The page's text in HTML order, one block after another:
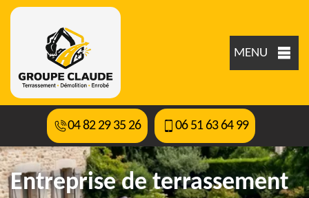
MENU
04 82 29 35 26 06 51 63 64 99
Entreprise de terrassement